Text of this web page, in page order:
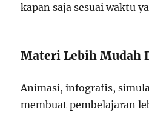
kapan saja sesuai waktu
Materi Lebih Mudah
Animasi, infografis,
membuat pembelajaran